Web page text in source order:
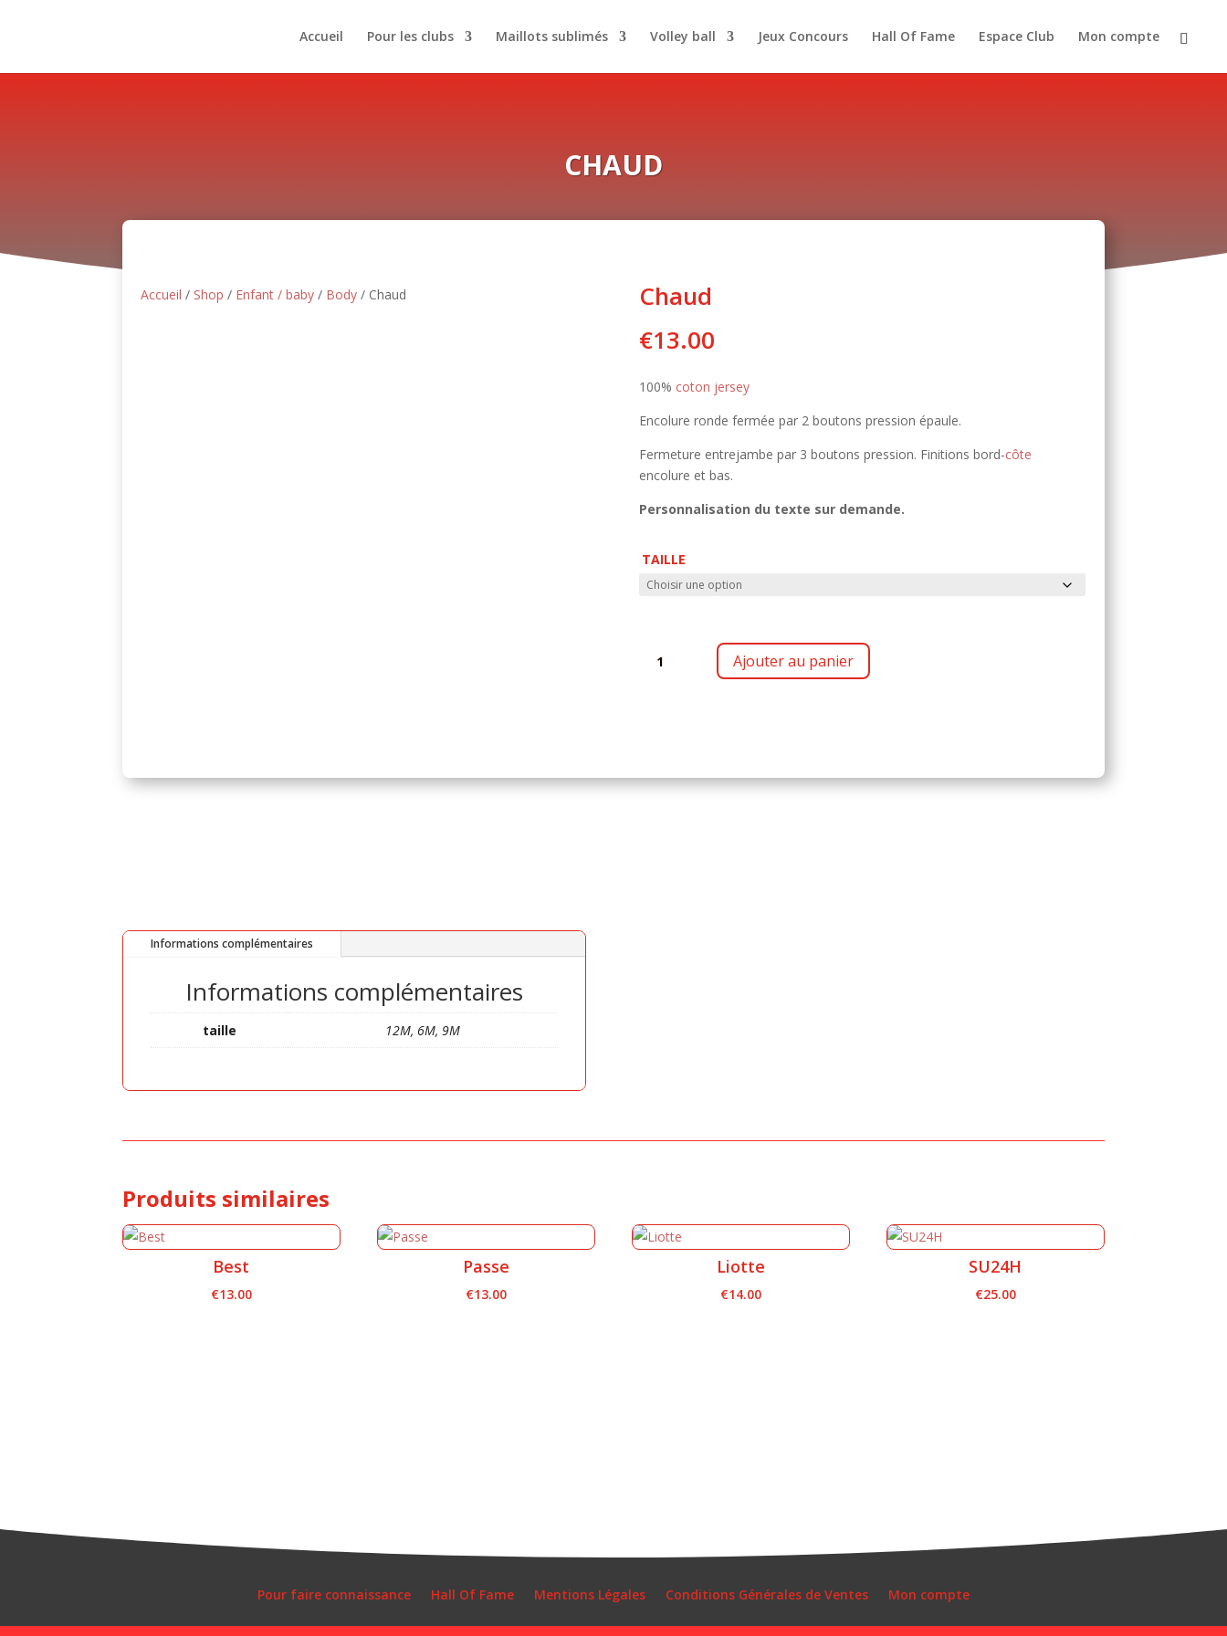
Accueil Pour les clubs Maillots sublimés Volley ball Jeux Concours Hall Of Fame Espace Club Mon compte
CHAUD
Accueil / Shop / Enfant / baby / Body / Chaud
Chaud
€13.00
100% coton jersey
Encolure ronde fermée par 2 boutons pression épaule.
Fermeture entrejambe par 3 boutons pression. Finitions bord-côte
encolure et bas.
Personnalisation du texte sur demande.
TAILLE
Ajouter au panier
Informations complémentaires
Informations complémentaires
taille 12M, 6M, 9M
Produits similaires
Best
€13.00
Passe
€13.00
Liotte
€14.00
SU24H
€25.00
Pour faire connaissance Hall Of Fame Mentions Légales Conditions Générales de Ventes Mon compte